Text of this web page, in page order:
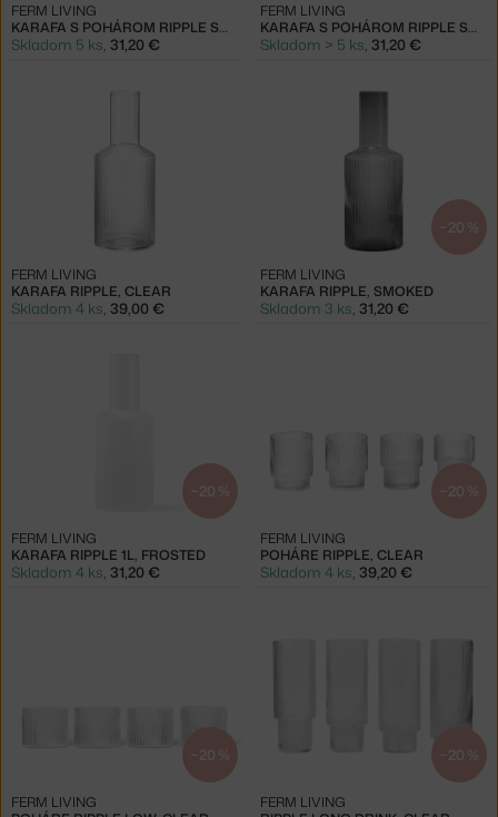
KARAFA S POHÁROM RIPPLE SMALL, SMOKED GREY
FERM LIVING
Skladom 5 ks, 31,20 €
KARAFA S POHÁROM RIPPLE SMALL, FROSTED
FERM LIVING
Skladom > 5 ks, 31,20 €
KARAFA RIPPLE, CLEAR
FERM LIVING
Skladom 4 ks, 39,00 €
−20 %
KARAFA RIPPLE, SMOKED
FERM LIVING
Skladom 3 ks, 31,20 €
−20 %
KARAFA RIPPLE 1L, FROSTED
FERM LIVING
Skladom 4 ks, 31,20 €
−20 %
POHÁRE RIPPLE, CLEAR
FERM LIVING
Skladom 4 ks, 39,20 €
−20 %
FERM LIVING
−20 %
FERM LIVING